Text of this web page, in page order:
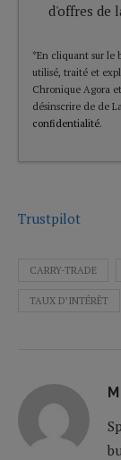
d'offres de
*En cliquant sur le
utilisé, traité et
Chronique Agora
désinscrire de de
confidentialité.
Trustpilot
CARRY-TRADE
TAUX D’INTÉRÊT